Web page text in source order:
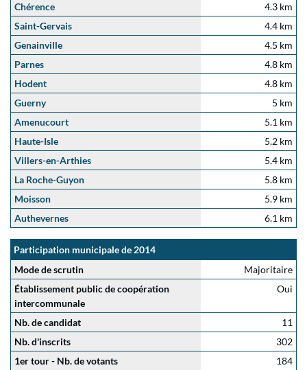
Chérence
4.3 km
Saint-Gervais
4.4 km
Genainville
4.5 km
Parnes
4.8 km
Hodent
4.8 km
Guerny
5 km
Amenucourt
5.1 km
Haute-Isle
5.2 km
Villers-en-Arthies
5.4 km
La Roche-Guyon
5.8 km
Moisson
5.9 km
Authevernes
6.1 km
Participation municipale de 2014
Mode de scrutin
Majoritaire
Établissement public de coopération
intercommunale
Oui
Nb. de candidat
11
Nb. d'inscrits
302
1er tour - Nb. de votants
184